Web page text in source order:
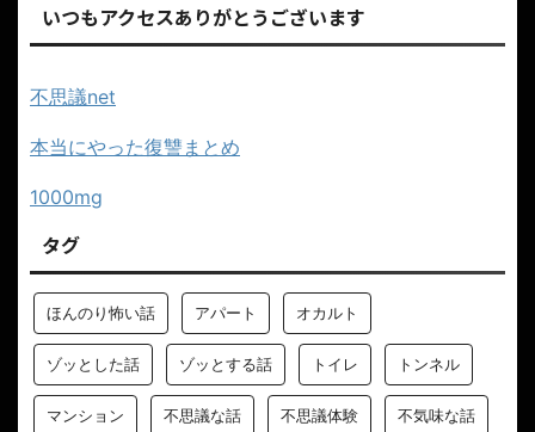
いつもアクセスありがとうございます
不思議net
本当にやった復讐まとめ
1000mg
タグ
ほんのり怖い話 アパート オカルト
ゾッとした話 ゾッとする話 トイレ トンネル
マンション 不思議な話 不思議体験 不気味な話